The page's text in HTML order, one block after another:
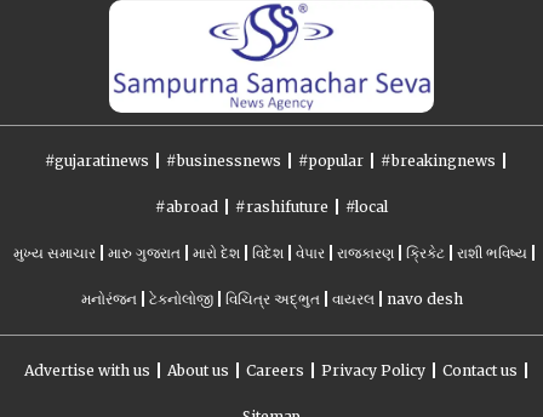
#gujaratinews #businessnews #popular #breakingnews
#abroad #rashifuture #local
મુખ્ય સમાચાર મારુ ગુજરાત મારો દેશ વિદેશ વેપાર રાજકારણ ક્રિકેટ રાશી ભવિષ્ય
મનોરંજન ટેકનોલોજી વિચિત્ર અદ્ભુત વાયરલ navo desh
Advertise with us About us Careers Privacy Policy Contact us